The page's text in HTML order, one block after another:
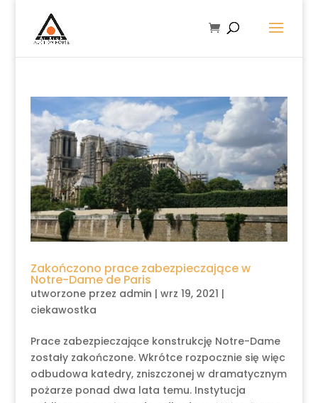
Zakończono prace zabezpieczające w
Notre-Dame de Paris
utworzone przez admin | wrz 19, 2021 |
ciekawostka
Prace zabezpieczające konstrukcję Notre-Dame
zostały zakończone. Wkrótce rozpocznie się więc
odbudowa katedry, zniszczonej w dramatycznym
pożarze ponad dwa lata temu. Instytucja